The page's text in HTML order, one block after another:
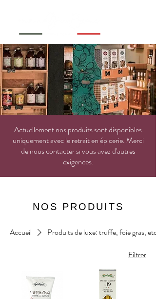
Actuellement nos produits sont disponibles
uniquement avec le retrait en épicerie. Merci
de nous contacter si vous avez d'autres
exigences.
NOS PRODUITS
Accueil
Produits de luxe: truffe, foie gras, etc.
Filtrer